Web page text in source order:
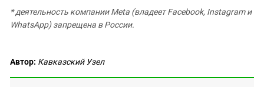
* деятельность компании Meta (владеет Facebook, Instagram и
WhatsApp) запрещена в России.
Автор: Кавказский Узел